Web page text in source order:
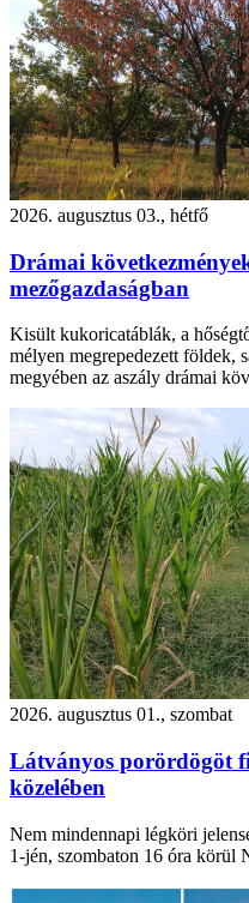
2026. augusztus 03., hétfő
Drámai
mezőgazdaságban
Kisült kukoricatáblák, a
mélyen megrepedezett földek,
megyében az aszály drámai
2026. augusztus 01., szombat
Látványos porördögöt
közelében
Nem mindennapi légköri
1-jén, szombaton 16 óra körül